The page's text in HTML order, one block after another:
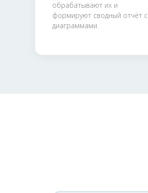
обрабатывают их и
формируют сводный отчёт с
диаграммами.